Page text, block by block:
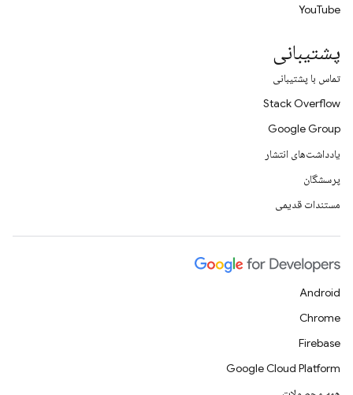
YouTube
پشتیبانی
تماس با پشتیبانی
Stack Overflow
Google Group
یادداشت‌های انتشار
پرسشگان
مستندات قدیمی
Android
Chrome
Firebase
Google Cloud Platform